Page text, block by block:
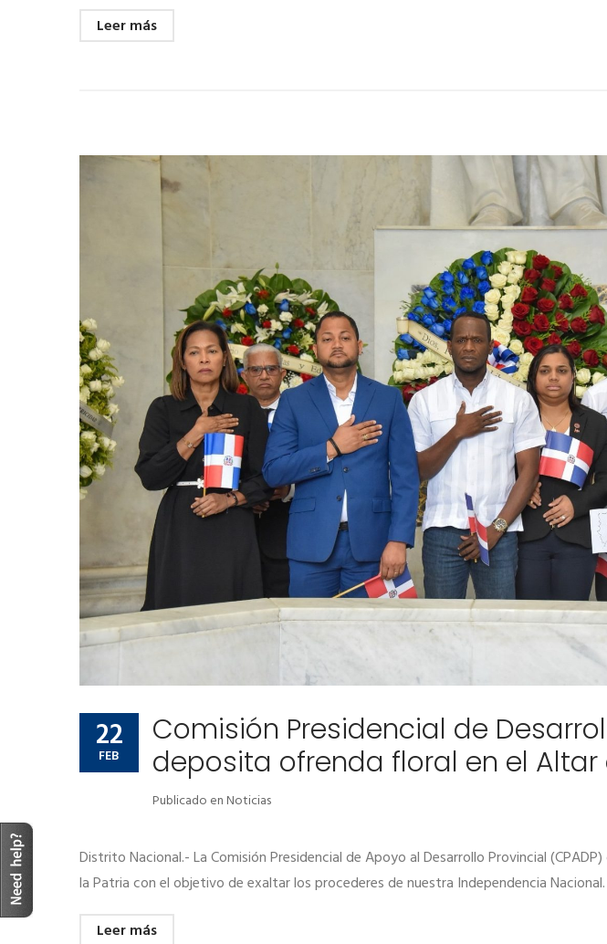
Leer más
22
FEB
Comisión Presidencial de
deposita ofrenda floral en el Altar
Publicado enNoticias
Distrito Nacional.- La Comisión Presidencial de Apoyo al Desarrollo Provincial
la Patria con el objetivo de exaltar los procederes de nuestra Independencia Nacional.
Leer más